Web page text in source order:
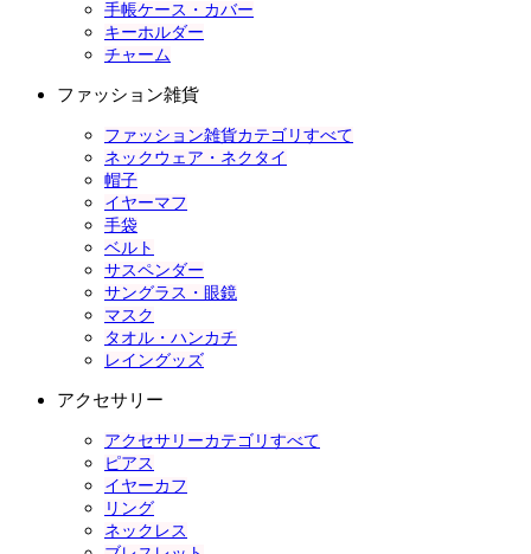
手帳ケース・カバー
キーホルダー
チャーム
ファッション雑貨
ファッション雑貨カテゴリすべて
ネックウェア・ネクタイ
帽子
イヤーマフ
手袋
ベルト
サスペンダー
サングラス・眼鏡
マスク
タオル・ハンカチ
レイングッズ
アクセサリー
アクセサリーカテゴリすべて
ピアス
イヤーカフ
リング
ネックレス